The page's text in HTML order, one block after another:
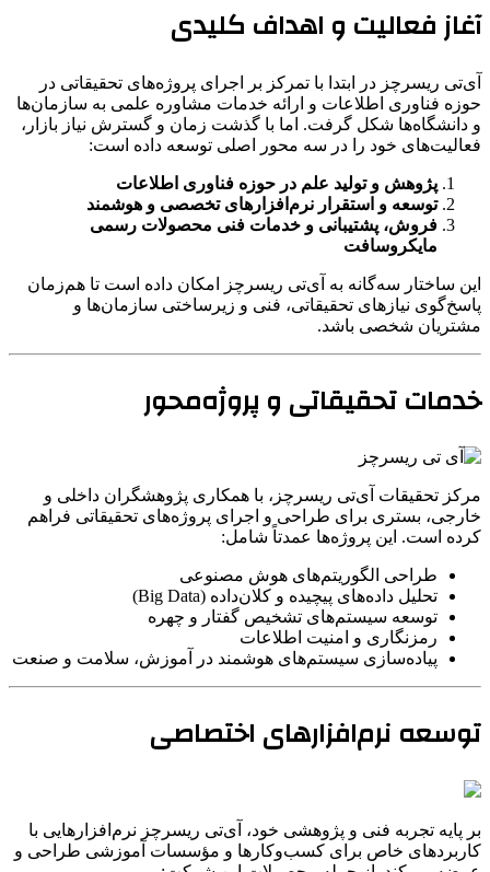
آغاز فعالیت و اهداف کلیدی
آی‌تی ریسرچز در ابتدا با تمرکز بر اجرای پروژه‌های تحقیقاتی در
حوزه فناوری اطلاعات و ارائه خدمات مشاوره علمی به سازمان‌ها
و دانشگاه‌ها شکل گرفت. اما با گذشت زمان و گسترش نیاز بازار،
فعالیت‌های خود را در سه محور اصلی توسعه داده است:
پژوهش و تولید علم در حوزه فناوری اطلاعات
توسعه و استقرار نرم‌افزارهای تخصصی و هوشمند
فروش، پشتیبانی و خدمات فنی محصولات رسمی
مایکروسافت
این ساختار سه‌گانه به آی‌تی ریسرچز امکان داده است تا هم‌زمان
پاسخ‌گوی نیازهای تحقیقاتی، فنی و زیرساختی سازمان‌ها و
مشتریان شخصی باشد.
خدمات تحقیقاتی و پروژه‌محور
مرکز تحقیقات آی‌تی ریسرچز، با همکاری پژوهشگران داخلی و
خارجی، بستری برای طراحی و اجرای پروژه‌های تحقیقاتی فراهم
کرده است. این پروژه‌ها عمدتاً شامل:
طراحی الگوریتم‌های هوش مصنوعی
تحلیل داده‌های پیچیده و کلان‌داده (Big Data)
توسعه سیستم‌های تشخیص گفتار و چهره
رمزنگاری و امنیت اطلاعات
پیاده‌سازی سیستم‌های هوشمند در آموزش، سلامت و صنعت
توسعه نرم‌افزارهای اختصاصی
بر پایه تجربه فنی و پژوهشی خود، آی‌تی ریسرچز نرم‌افزارهایی با
کاربردهای خاص برای کسب‌وکارها و مؤسسات آموزشی طراحی و